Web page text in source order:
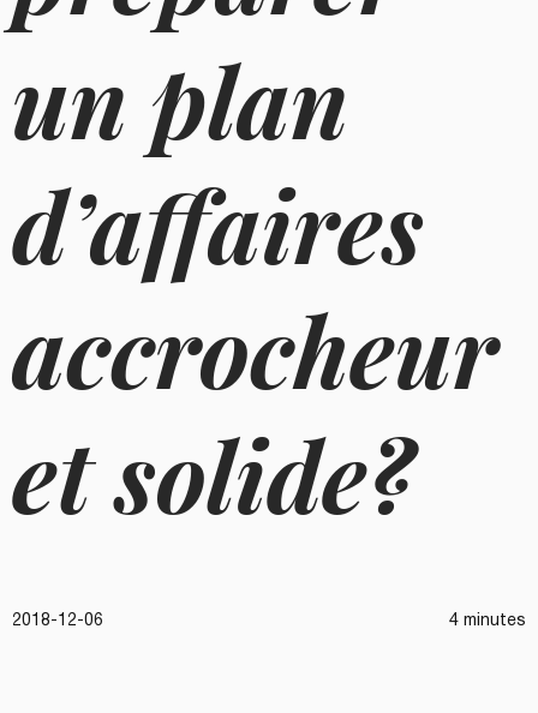
un plan
d’affaires
accrocheur
et solide?
2018-12-06 4 minutes